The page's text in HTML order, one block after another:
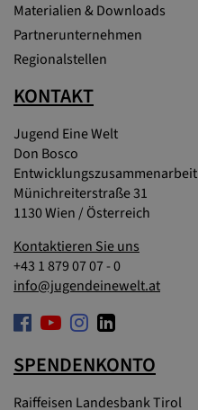
Materialien & Downloads
Partnerunternehmen
Regionalstellen
KONTAKT
Jugend Eine Welt
Don Bosco
Entwicklungszusammenarbeit
Münichreiterstraße 31
1130 Wien / Österreich
Kontaktieren Sie uns
+43 1 879 07 07 - 0
info@jugendeinewelt.at
SPENDENKONTO
Raiffeisen Landesbank Tirol